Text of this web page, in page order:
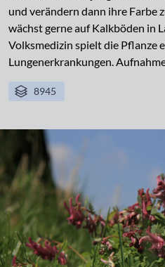
und verändern dann ihre Farbe
wächst gerne auf Kalkböden in
Volksmedizin spielt die Pflanze
Lungenerkrankungen.
8945